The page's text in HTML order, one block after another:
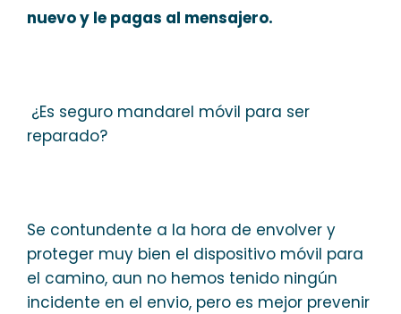
nuevo y le pagas al mensajero.
¿Es seguro mandarel móvil para ser
reparado?
Se contundente a la hora de envolver y
proteger muy bien el dispositivo móvil para
el camino, aun no hemos tenido ningún
incidente en el envio, pero es mejor prevenir